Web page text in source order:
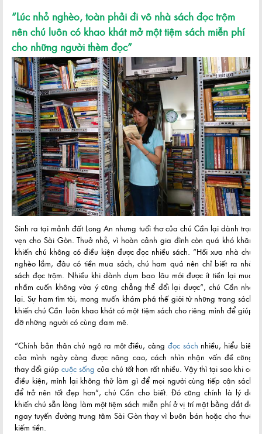
“Lúc nhỏ nghèo, toàn phải đi vô nhà sách đọc trộm
nên chú luôn có khao khát mở một tiệm sách miễn phí
cho những người thèm đọc”
Sinh ra tại mảnh đất Long An nhưng tuổi thơ của chú Cần lại dành trọn
vẹn cho Sài Gòn. Thuở nhỏ, vì hoàn cảnh gia đình còn quá khó khăn
khiến chú không có điều kiện được đọc nhiều sách. “Hồi xưa nhà chú
nghèo lắm, đâu có tiền mua sách, chú ham quá nên chỉ biết ra nhà
sách đọc trộm. Nhiều khi dành dụm bao lâu mới được ít tiền lại mua
nhầm cuốn không vừa ý cũng chẳng thể đổi lại được“, chú Cần nhớ
lại. Sự ham tìm tòi, mong muốn khám phá thế giới từ những trang sách
khiến chú Cần luôn khao khát có một tiệm sách cho riêng mình để giúp
đỡ những người có cùng đam mê.
“Chính bản thân chú ngộ ra một điều, càng đọc sách nhiều, hiểu biết
của mình ngày càng được nâng cao, cách nhìn nhận vấn đề cũng
thay đổi giúp cuộc sống của chú tốt hơn rất nhiều. Vậy thì tại sao khi có
điều kiện, mình lại không thử làm gì để mọi người cùng tiếp cận sách
để trở nên tốt đẹp hơn“, chú Cần cho biết. Đó cũng chính là lý do
khiến chú sẵn lòng làm một tiệm sách miễn phí ở vị trí mặt bằng đắt đỏ
ngay tuyến đường trung tâm Sài Gòn thay vì buôn bán hoặc cho thuê
kiếm tiền.